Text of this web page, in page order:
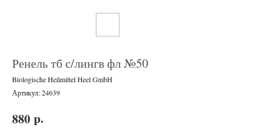
Ренель тб с/лингв фл №50
Biologische Heilmittel Heel GmbH
Артикул:24639
880 р.